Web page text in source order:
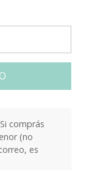
comprás
(no
es